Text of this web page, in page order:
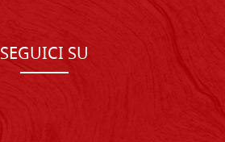
SEGUICI SU